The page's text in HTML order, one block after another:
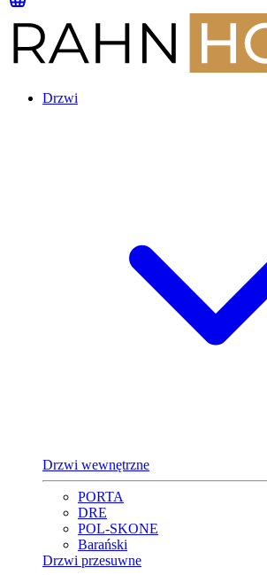
Drzwi
Drzwi wewnętrzne
PORTA
DRE
POL-SKONE
Barański
Drzwi przesuwne